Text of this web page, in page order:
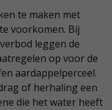
te maken met
voorkomen. Bij
leggen de
op voor de
aardappelperceel.
of herhaling een
die het water heeft